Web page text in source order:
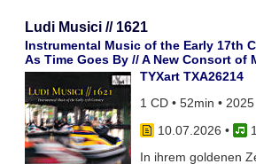
Ludi Musici // 1621
Instrumental Music of the Early 17th
As Time Goes By // A New Consort of
TYXart TXA26214
1 CD • 52min • 2025
10.07.2026 •
In ihrem goldenen